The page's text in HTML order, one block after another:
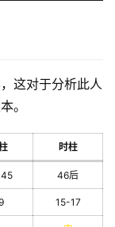
这对于分析此人
。
时柱
46后
15-17